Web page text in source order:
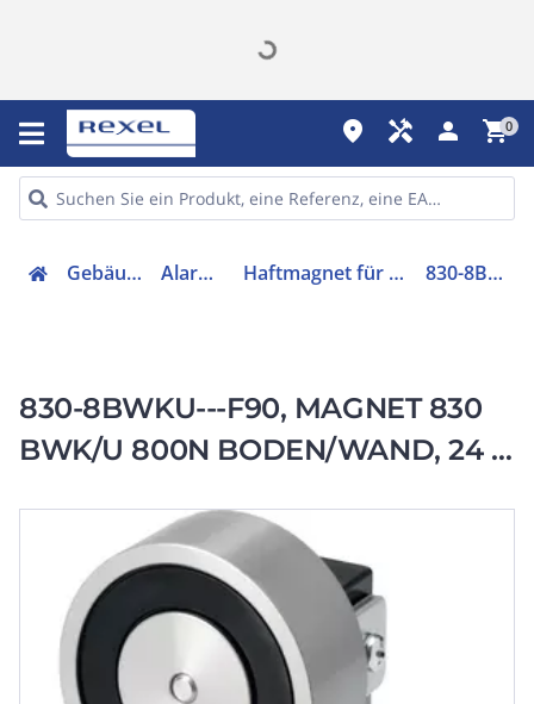
place handyman person shopping_cart0
Gebäudetechnik Alarmanlagen Haftmagnet für Türfeststellanlage 830-8BWKU---F90
830-8BWKU---F90, MAGNET 830
BWK/U 800N BODEN/WAND, 24 V